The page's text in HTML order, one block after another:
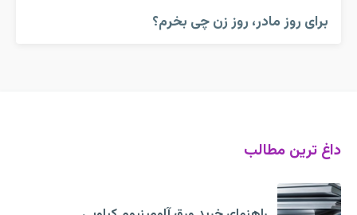
برای روز مادر، روز زن چی بخرم؟
داغ ترین مطالب